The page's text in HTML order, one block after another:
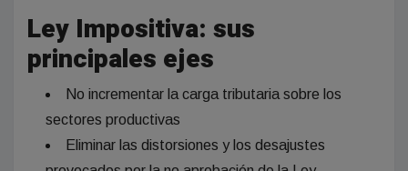
Ley Impositiva: sus
principales ejes
No incrementar la carga tributaria sobre los
sectores productivas
Eliminar las distorsiones y los desajustes